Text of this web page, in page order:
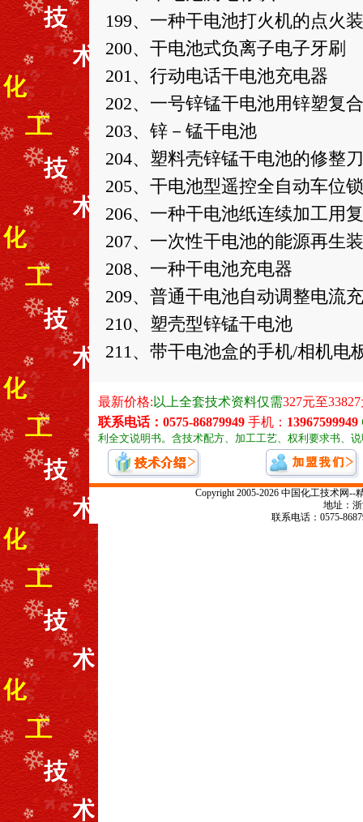
199、一种干电池打火机的点火
200、干电池式负离子电子牙刷
201、行动电话干电池充电器
202、一号锌锰干电池用锌塑复
203、锌－锰干电池
204、塑料壳锌锰干电池的修整
205、干电池型遥控全自动车位锁
206、一种干电池纸连续加工用
207、一次性干电池的能源再生
208、一种干电池充电器
209、普通干电池自动调整电流
210、塑壳型锌锰干电池
211、带干电池盒的手机/相机电
Copyright 2005-2026 中国化工技术网
地址：
联系电话：0575-